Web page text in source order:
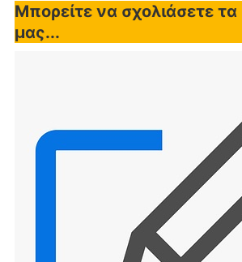
Μπορείτε να σχολιάσετε
μας...